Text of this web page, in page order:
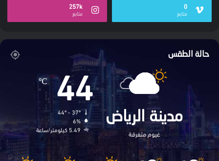
0
متابع
257k
متابع
حالة الطقس
مدينة الرياض
غيوم متفرقة
44
℃
44º - 37º
6%
5.49 كيلومتر/ساعة